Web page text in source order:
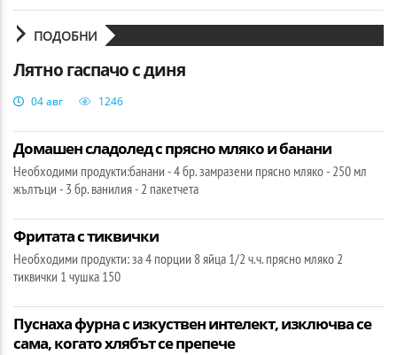
ПОДОБНИ
Лятно гаспачо с диня
04 авг 1246
Домашен сладолед с прясно мляко и банани
Необходими продукти:банани - 4 бр. замразени прясно мляко - 250 мл
жълтъци - 3 бр. ванилия - 2 пакетчета
Фритата с тиквички
Необходими продукти: за 4 порции 8 яйца 1/2 ч.ч. прясно мляко 2
тиквички 1 чушка 150
Пуснаха фурна с изкуствен интелект, изключва се
сама, когато хлябът се препече